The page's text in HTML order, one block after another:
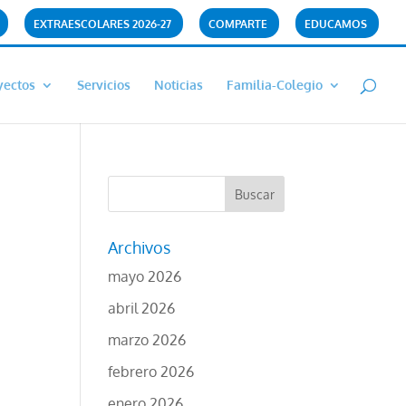
EXTRAESCOLARES 2026-27 COMPARTE EDUCAMOS
Servicios Noticias Familia-Colegio
Archivos
mayo 2026
abril 2026
marzo 2026
febrero 2026